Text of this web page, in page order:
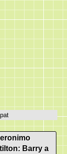
Barry a